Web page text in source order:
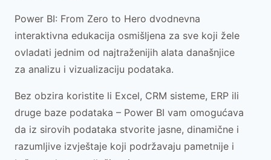
Power BI: From Zero to Hero dvodnevna
interaktivna edukacija osmišljena za sve koji žele
ovladati jednim od najtraženijih alata današnjice
za analizu i vizualizaciju podataka.
Bez obzira koristite li Excel, CRM sisteme, ERP ili
druge baze podataka – Power BI vam omogućava
da iz sirovih podataka stvorite jasne, dinamične i
razumljive izvještaje koji podržavaju pametnije i